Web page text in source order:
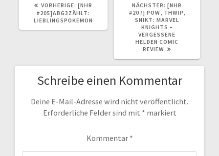
VORHERIGE: VORHERIGER
BEITRAG:
[NHR
#205]ABG3ZÄHLT:
LIEBLINGSPOKEMON
NÄCHSTER: NÄCHSTER
BEITRAG:
[NHR
#207] POW, THWIP,
SNIKT: MARVEL
KNIGHTS –
VERGESSENE
HELDEN COMIC
REVIEW
Schreibe einen Kommentar
Deine E-Mail-Adresse wird nicht veröffentlicht.
Erforderliche Felder sind mit * markiert
Kommentar *